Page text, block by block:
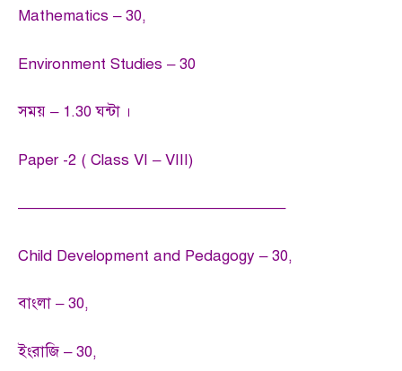
Mathematics – 30,
Environment Studies – 30
সময় – 1.30 ঘন্টা ।
Paper -2 ( Class VI – VIII)
—————————————————–
Child Development and Pedagogy – 30,
বাংলা – 30,
ইংরাজি – 30,